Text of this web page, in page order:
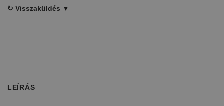
↻ Visszaküldés ▼
LEÍRÁS